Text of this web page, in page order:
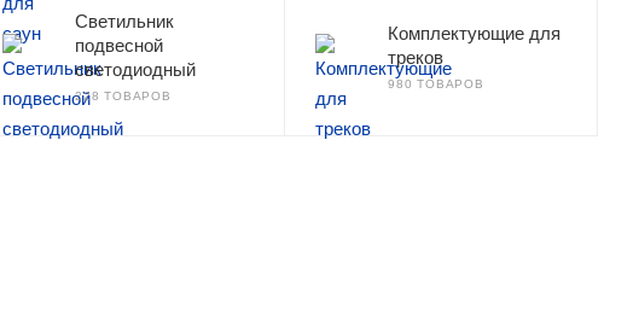
Светильник
подвесной
светодиодный
228 ТОВАРОВ
Комплектующие для
треков
980 ТОВАРОВ